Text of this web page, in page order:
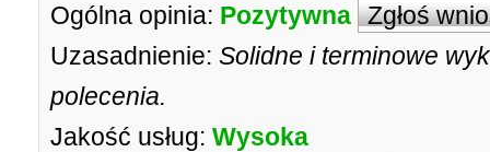
Ogólna opinia: Pozytywna Zgłoś
Uzasadnienie: Solidne i terminowe
polecenia.
Jakość usług: Wysoka